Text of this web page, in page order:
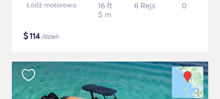
Łódź motorowa
16 ft
5 m
6 Rejs 0
$114/dzień